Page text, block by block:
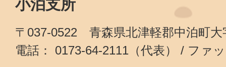
小泊支所
〒037-0522 青森県北津軽郡中泊町大
電話： 0173-64-2111（代表） / ファ